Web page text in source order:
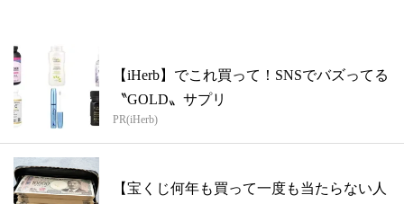
【iHerb】でこれ買って！SNSでバズってる
〝GOLD〟サプリ
PR(iHerb)
【宝くじ何年も買って一度も当たらない人